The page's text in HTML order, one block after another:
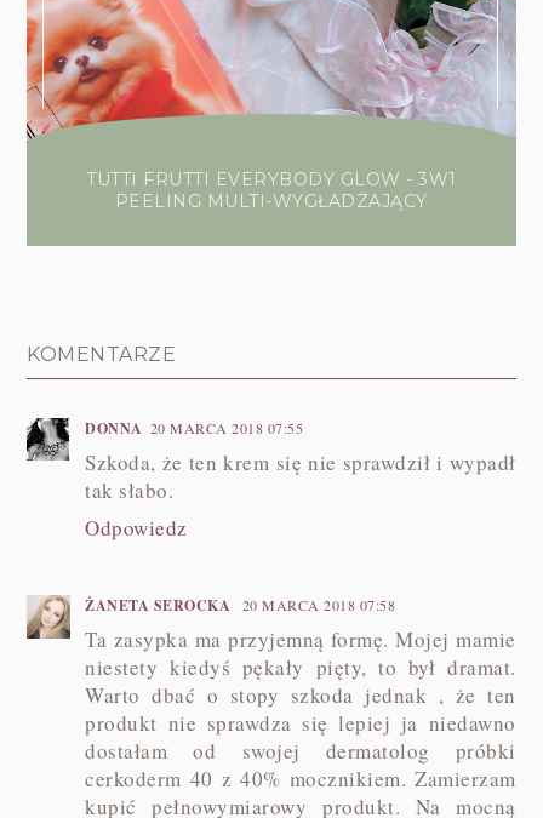
TUTTI FRUTTI EVERYBODY GLOW - 3W1
PEELING MULTI-WYGŁADZAJĄCY
KOMENTARZE
DONNA 20 MARCA 2018 07:55
Szkoda, że ten krem się nie sprawdził i wypadł
tak słabo.
Odpowiedz
ŻANETA SEROCKA 20 MARCA 2018 07:58
Ta zasypka ma przyjemną formę. Mojej mamie
niestety kiedyś pękały pięty, to był dramat.
Warto dbać o stopy szkoda jednak , że ten
produkt nie sprawdza się lepiej ja niedawno
dostałam od swojej dermatolog próbki
cerkoderm 40 z 40% mocznikiem. Zamierzam
kupić pełnowymiarowy produkt. Na mocną